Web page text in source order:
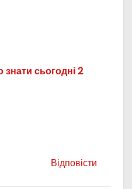
сьогодні 2
Відповісти